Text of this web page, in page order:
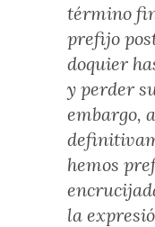
término
prefijo
doquier
y perder
embargo,
hemos
la